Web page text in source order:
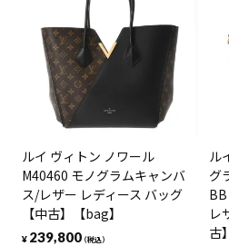
ルイ ヴィトン ノワール
M40460 モノグラムキャンバ
ス/レザー レディース バッグ
【中古】【bag】
¥ 239,800（税込）
ル
グ
レ
古